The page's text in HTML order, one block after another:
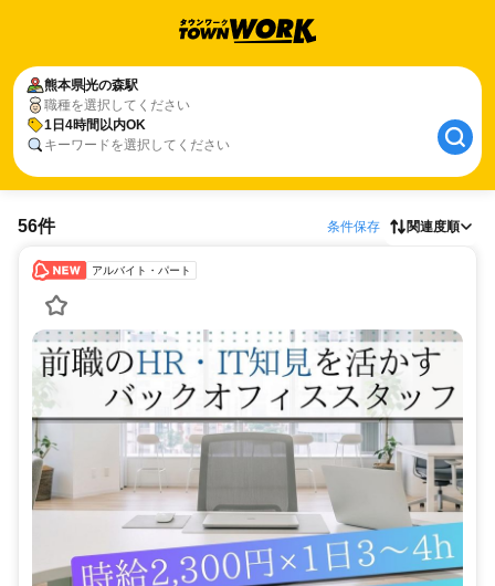
熊本県光の森駅
職種を選択してください
1日4時間以内OK
キーワードを選択してください
56件 条件保存 関連度順
アルバイト・パート